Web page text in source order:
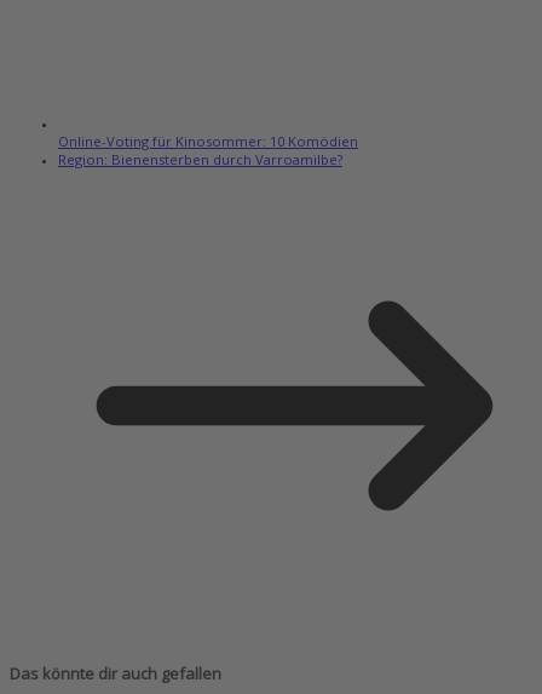
Online-Voting für Kinosommer: 10 Komödien
Region: Bienensterben durch Varroamilbe?
Das könnte dir auch gefallen